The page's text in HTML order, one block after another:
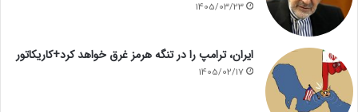
1405/03/23
ایران، ترامپ را در تنگه هرمز غرق خواهد کرد+کاریکاتور
1405/02/17